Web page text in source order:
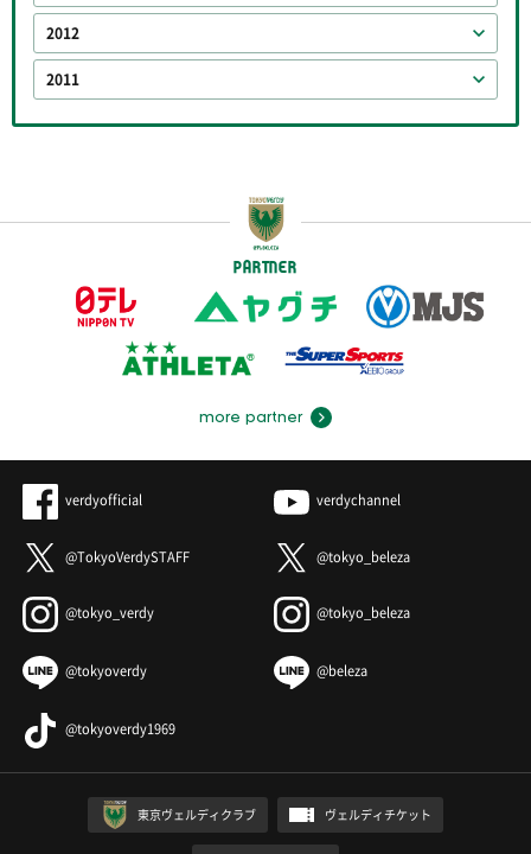
2012
2011
PARTNER
more partner
verdyofficial verdychannel
@TokyoVerdySTAFF @tokyo_beleza
@tokyo_verdy @tokyo_beleza
@tokyoverdy @beleza
@tokyoverdy1969
東京ヴェルディクラブ ヴェルディチケット